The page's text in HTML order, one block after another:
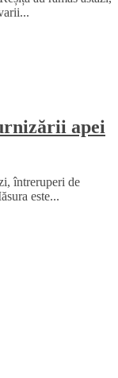
apei
întreruperi de
este...